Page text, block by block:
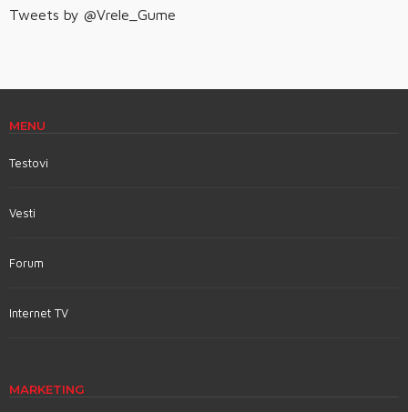
Tweets by @Vrele_Gume
MENU
Testovi
Vesti
Forum
Internet TV
MARKETING